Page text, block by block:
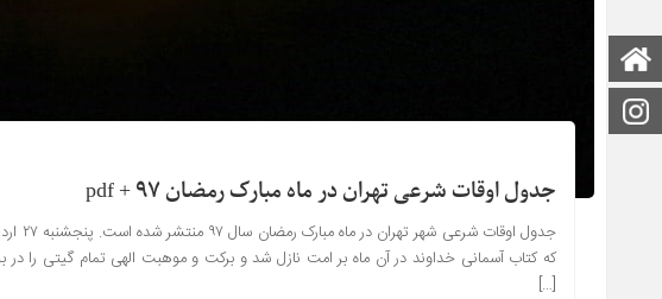
جدول اوقات شرعی تهران در ماه مبارک رمضان ۹۷ + pdf
که کتاب آسمانی خداوند در آن ماه بر امت نازل شد و برکت و موهبت الهی تمام گیتی را در
[…]